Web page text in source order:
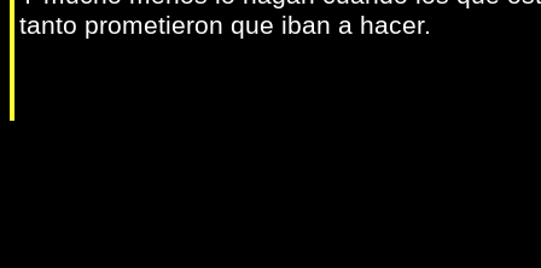
tanto prometieron que iban a hacer.